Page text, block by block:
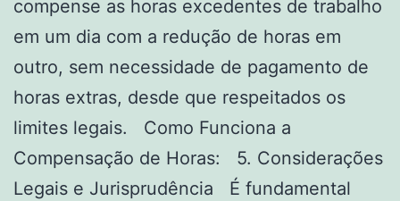
compense as horas excedentes de trabalho
em um dia com a redução de horas em
outro, sem necessidade de pagamento de
horas extras, desde que respeitados os
limites legais. Como Funciona a
Compensação de Horas: 5. Considerações
Legais e Jurisprudência É fundamental